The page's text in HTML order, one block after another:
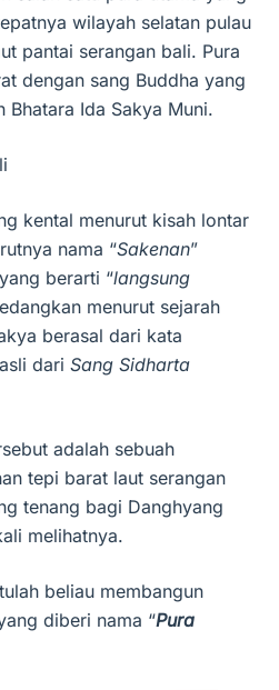
wilayah selatan pulau
pantai serangan bali. Pura
dengan sang Buddha yang
Ida Sakya Muni.
kental menurut kisah lontar
nama “Sakenan”
yang berarti “langsung
menurut sejarah
berasal dari kata
dari Sang Sidharta
adalah sebuah
tepi barat laut serangan
tenang bagi Danghyang
melihatnya.
beliau membangun
diberi nama “Pura